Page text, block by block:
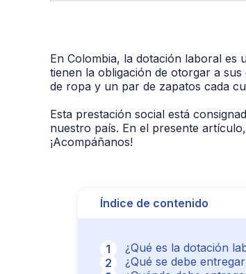
En Colombia, la dotación laboral es
tienen la obligación de otorgar a
de ropa y un par de zapatos cada
Esta prestación social está
nuestro país. En el presente
¡Acompáñanos!
Índice de contenido
¿Qué es la dotación
¿Qué se debe